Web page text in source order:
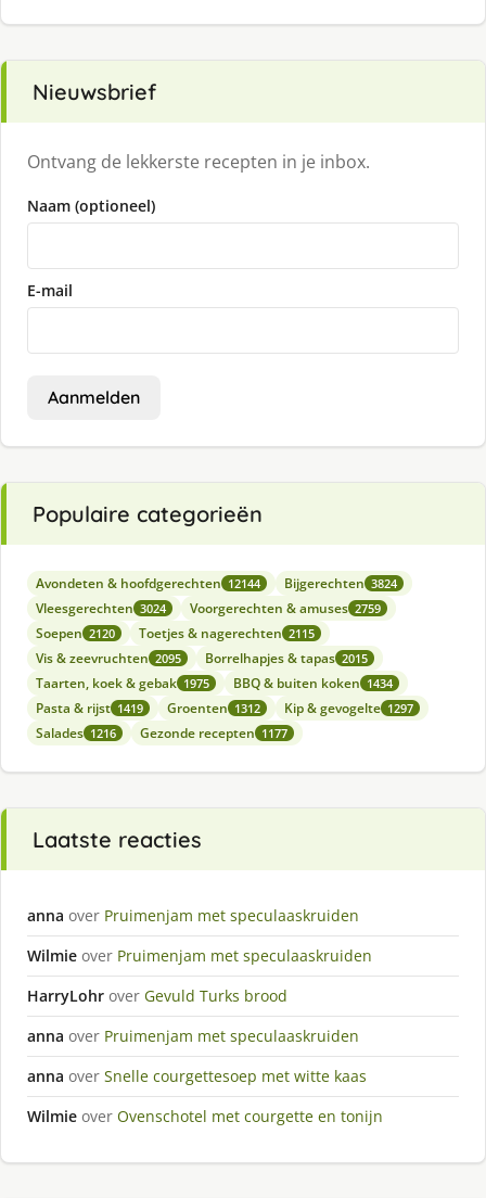
Nieuwsbrief
Ontvang de lekkerste recepten in je inbox.
Naam (optioneel)
E-mail
Aanmelden
Populaire categorieën
Avondeten & hoofdgerechten 12144 Bijgerechten 3824
Vleesgerechten 3024 Voorgerechten & amuses 2759
Soepen 2120 Toetjes & nagerechten 2115
Vis & zeevruchten 2095 Borrelhapjes & tapas 2015
Taarten, koek & gebak 1975 BBQ & buiten koken 1434
Pasta & rijst 1419 Groenten 1312 Kip & gevogelte 1297
Salades 1216 Gezonde recepten 1177
Laatste reacties
anna over Pruimenjam met speculaaskruiden
Wilmie over Pruimenjam met speculaaskruiden
HarryLohr over Gevuld Turks brood
anna over Pruimenjam met speculaaskruiden
anna over Snelle courgettesoep met witte kaas
Wilmie over Ovenschotel met courgette en tonijn